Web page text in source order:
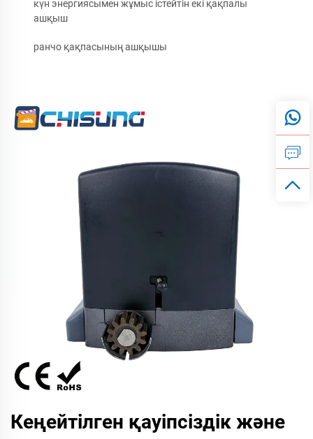
күн энергиясымен жұмыс істейтін екі қақпалы
ашқыш
ранчо қақпасының ашқышы
Кеңейтілген қауіпсіздік және